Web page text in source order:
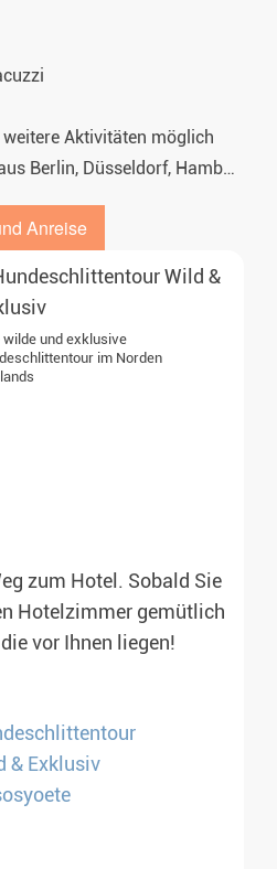
Aktivitäten möglich
Düsseldorf, Hamburg, Frankfurt, München
Anreise
wilde und exklusive
im Norden
zum Hotel. Sobald Sie
Hotelzimmer gemütlich
vor Ihnen liegen!